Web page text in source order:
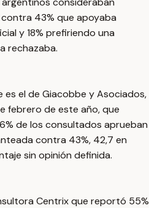
43% que apoyaba
y 18% prefiriendo una
rechazaba.
es el de Giacobbe y Asociados,
febrero de este año, que
de los consultados aprueban
contra 43%, 42,7 en
sin opinión definida.
Centrix que reportó 55%